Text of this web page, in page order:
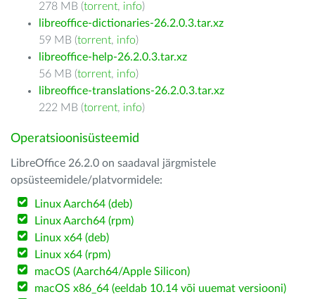
278 MB (torrent, info)
libreoffice-dictionaries-26.2.0.3.tar.xz
59 MB (torrent, info)
libreoffice-help-26.2.0.3.tar.xz
56 MB (torrent, info)
libreoffice-translations-26.2.0.3.tar.xz
222 MB (torrent, info)
Operatsioonisüsteemid
LibreOffice 26.2.0 on saadaval järgmistele
opsüsteemidele/platvormidele:
Linux Aarch64 (deb)
Linux Aarch64 (rpm)
Linux x64 (deb)
Linux x64 (rpm)
macOS (Aarch64/Apple Silicon)
macOS x86_64 (eeldab 10.14 või uuemat versiooni)